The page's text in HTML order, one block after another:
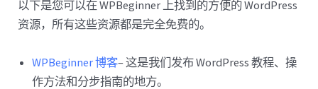
以下是您可以在 WPBeginner 上找到的方便的 WordPress
资源，所有这些资源都是完全免费的。
WPBeginner 博客– 这是我们发布 WordPress 教程、操
作方法和分步指南的地方。